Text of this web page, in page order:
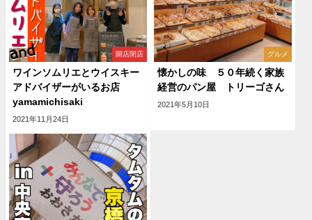
開店閉店
ワインソムリエとウイスキー
アドバイザーがいるお店
yamamichisaki
2021年11月24日
グルメ
懐かしの味 ５０年続く家族
経営のパン屋 トリーゴさん
2021年5月10日